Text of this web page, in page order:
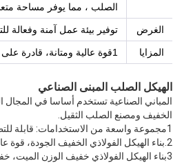
الصلب ، مما يوفر مساحة
الغرض توفير بيئة عمل آمنة وفعالة
المزايا 1قوة عالية ومتانة، قادرة على تحمل الأحمال الثقيلة والظروف الجوية السيئة.
الهيكل الصلب المبنى الصناعي
المباني الصناعية تستخدم أساسا في
الخفيف ومصنع الصلب الثقيل.
1مجموعة واسعة من الاستخدامات: قابلة للتطبيق في المصانع والمستودعات ومباني المكاتب والملاعب والملاعب الخ.
2.بناء الهيكل الفولاذي الخفيف الجودة، قوة عالية، امتداد كبير.
3بناء الهيكل الفولاذي خفيف الوزن الميت، خفض تكلفة الأساس، فترة بناء قصيرة، خفض تكلفة الاستثمار.